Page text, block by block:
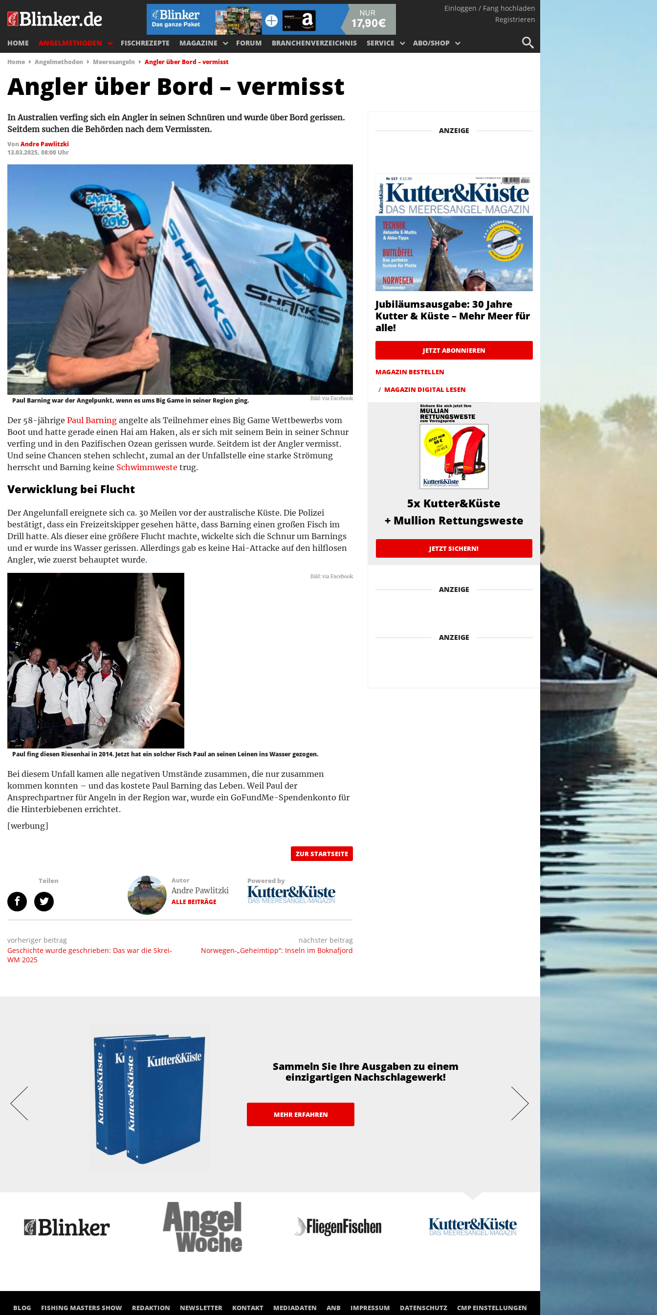
Einloggen / Fang hochladen
Registrieren
HOME ANGELMETHODEN FISCHREZEPTE MAGAZINE FORUM BRANCHENVERZEICHNIS SERVICE ABO/SHOP
Home Angelmethoden Meeresangeln Angler über Bord – vermisst
Angler über Bord – vermisst
In Australien verfing sich ein Angler in seinen Schnüren und wurde über Bord gerissen.
Seitdem suchen die Behörden nach dem Vermissten.
VonAndre Pawlitzki
13.03.2025, 08:00 Uhr
Bild: via Facebook
Paul Barning war der Angelpunkt, wenn es ums Big Game in seiner Region ging.
Der 58-jährige Paul Barning angelte als Teilnehmer eines Big Game Wettbewerbs vom
Boot und hatte gerade einen Hai am Haken, als er sich mit seinem Bein in seiner Schnur
verfing und in den Pazifischen Ozean gerissen wurde. Seitdem ist der Angler vermisst.
Und seine Chancen stehen schlecht, zumal an der Unfallstelle eine starke Strömung
herrscht und Barning keine Schwimmweste trug.
Verwicklung bei Flucht
Der Angelunfall ereignete sich ca. 30 Meilen vor der australische Küste. Die Polizei
bestätigt, dass ein Freizeitskipper gesehen hätte, dass Barning einen großen Fisch im
Drill hatte. Als dieser eine größere Flucht machte, wickelte sich die Schnur um Barnings
und er wurde ins Wasser gerissen. Allerdings gab es keine Hai-Attacke auf den hilflosen
Angler, wie zuerst behauptet wurde.
Bild: via Facebook
Paul fing diesen Riesenhai in 2014. Jetzt hat ein solcher Fisch Paul an seinen Leinen ins Wasser gezogen.
Bei diesem Unfall kamen alle negativen Umstände zusammen, die nur zusammen
kommen konnten – und das kostete Paul Barning das Leben. Weil Paul der
Ansprechpartner für Angeln in der Region war, wurde ein GoFundMe-Spendenkonto für
die Hinterbiebenen errichtet.
[werbung]
ZUR STARTSEITE
Teilen Autor
Andre Pawlitzki
ALLE BEITRÄGE
Powered by
vorheriger beitrag
Geschichte wurde geschrieben: Das war die Skrei-
WM 2025
nächster beitrag
Norwegen-„Geheimtipp“: Inseln im Boknafjord
ANZEIGE
Jubiläumsausgabe: 30 Jahre
Kutter & Küste – Mehr Meer für
alle!
JETZT ABONNIEREN
MAGAZIN BESTELLEN
MAGAZIN DIGITAL LESEN
5x Kutter&Küste
+Mullion Rettungsweste
JETZT SICHERN!
ANZEIGE
ANZEIGE
Sammeln Sie Ihre Ausgaben zu einem
einzigartigen Nachschlagewerk!
MEHR ERFAHREN
BLOG FISHING MASTERS SHOW REDAKTION NEWSLETTER KONTAKT MEDIADATEN ANB IMPRESSUM DATENSCHUTZ CMP EINSTELLUNGEN